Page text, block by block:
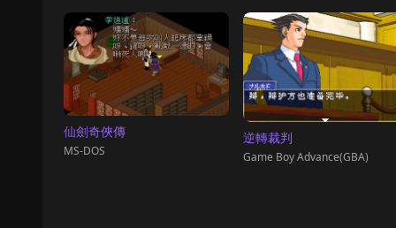
仙劍奇俠傳
MS-DOS
逆轉裁判
Game Boy Advance(GBA)